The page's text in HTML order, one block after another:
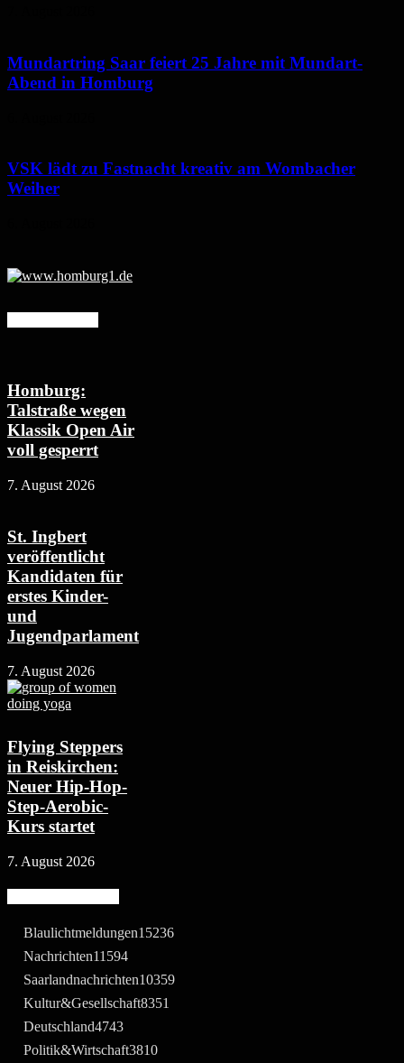
Mundartring Saar feiert 25 Jahre mit Mundart-
Abend in Homburg
VSK lädt zu Fastnacht kreativ am Wombacher
Weiher
Homburg:
Talstraße wegen
Klassik Open Air
voll gesperrt
7. August 2026
St. Ingbert
veröffentlicht
Kandidaten für
erstes Kinder-
und
Jugendparlament
7. August 2026
Flying Steppers
in Reiskirchen:
Neuer Hip-Hop-
Step-Aerobic-
Kurs startet
7. August 2026
Blaulichtmeldungen15236
Nachrichten11594
Saarlandnachrichten10359
Kultur&Gesellschaft8351
Deutschland4743
Politik&Wirtschaft3810